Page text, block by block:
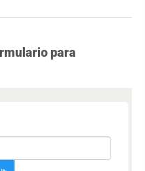
para